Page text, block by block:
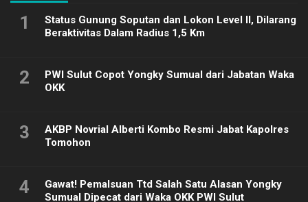
1
Status Gunung Soputan dan Lokon Level II, Dilarang
Beraktivitas Dalam Radius 1,5 Km
2
PWI Sulut Copot Yongky Sumual dari Jabatan Waka
OKK
3
AKBP Novrial Alberti Kombo Resmi Jabat Kapolres
Tomohon
4
Gawat! Pemalsuan Ttd Salah Satu Alasan Yongky
Sumual Dipecat dari Waka OKK PWI Sulut